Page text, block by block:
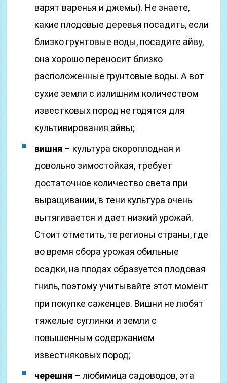
варят варенья и джемы). Не знаете,
какие плодовые деревья посадить, если
близко грунтовые воды, посадите айву,
она хорошо переносит близко
расположенные грунтовые воды. А вот
сухие земли с излишним количеством
известковых пород не годятся для
культивирования айвы;
вишня – культура скороплодная и
довольно зимостойкая, требует
достаточное количество света при
выращивании, в тени культура очень
вытягивается и дает низкий урожай.
Стоит отметить, те регионы страны, где
во время сбора урожая обильные
осадки, на плодах образуется плодовая
гниль, поэтому учитывайте этот момент
при покупке саженцев. Вишни не любят
тяжелые суглинки и земли с
повышенным содержанием
известняковых пород;
черешня – любимица садоводов, эта